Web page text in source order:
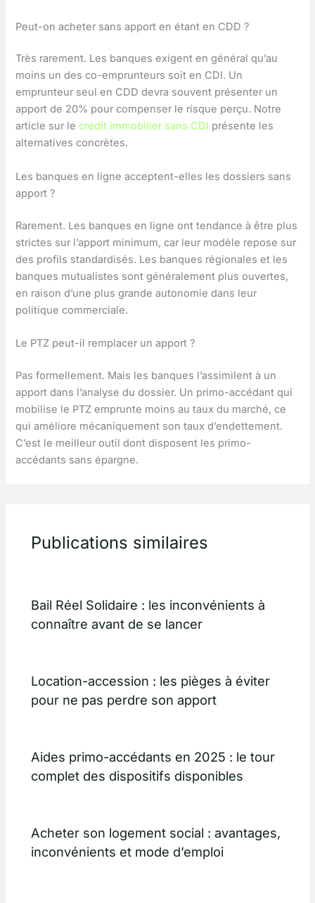
Peut-on acheter sans apport en étant en CDD ?
Très rarement. Les banques exigent en général qu’au
moins un des co-emprunteurs soit en CDI. Un
emprunteur seul en CDD devra souvent présenter un
apport de 20% pour compenser le risque perçu. Notre
article sur lecrédit immobilier sans CDI présente les
alternatives concrètes.
Les banques en ligne acceptent-elles les dossiers sans
apport ?
Rarement. Les banques en ligne ont tendance à être plus
strictes sur l’apport minimum, car leur modèle repose sur
des profils standardisés. Les banques régionales et les
banques mutualistes sont généralement plus ouvertes,
en raison d’une plus grande autonomie dans leur
politique commerciale.
Le PTZ peut-il remplacer un apport ?
Pas formellement. Mais les banques l’assimilent à un
apport dans l’analyse du dossier. Un primo-accédant qui
mobilise le PTZ emprunte moins au taux du marché, ce
qui améliore mécaniquement son taux d’endettement.
C’est le meilleur outil dont disposent les primo-
accédants sans épargne.
Publications similaires
Bail Réel Solidaire : les inconvénients à
connaître avant de se lancer
Location-accession : les pièges à éviter
pour ne pas perdre son apport
Aides primo-accédants en 2025 : le tour
complet des dispositifs disponibles
Acheter son logement social : avantages,
inconvénients et mode d’emploi